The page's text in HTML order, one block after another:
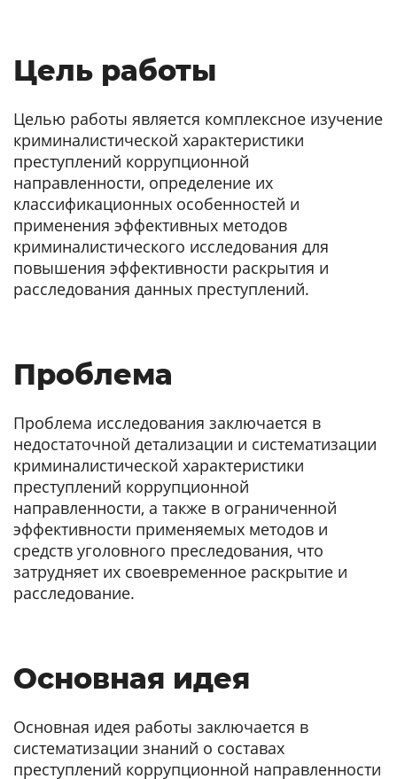
Цель работы
Целью работы является комплексное изучение
криминалистической характеристики
преступлений коррупционной
направленности, определение их
классификационных особенностей и
применения эффективных методов
криминалистического исследования для
повышения эффективности раскрытия и
расследования данных преступлений.
Проблема
Проблема исследования заключается в
недостаточной детализации и систематизации
криминалистической характеристики
преступлений коррупционной
направленности, а также в ограниченной
эффективности применяемых методов и
средств уголовного преследования, что
затрудняет их своевременное раскрытие и
расследование.
Основная идея
Основная идея работы заключается в
систематизации знаний о составах
преступлений коррупционной направленности